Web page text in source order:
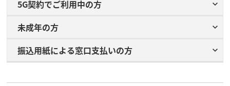
5G契約でご利用中の方
未成年の方
振込用紙に​よる​窓口支払いの​方​